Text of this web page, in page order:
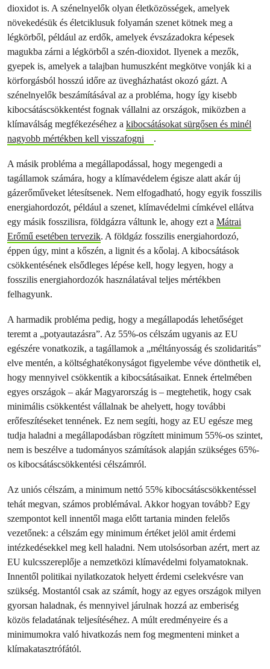
dioxidot is. A szénelnyelők olyan életközösségek, amelyek
növekedésük és életciklusuk folyamán szenet kötnek meg a
légkörből, például az erdők, amelyek évszázadokra képesek
magukba zárni a légkörből a szén-dioxidot. Ilyenek a mezők,
gyepek is, amelyek a talajban humuszként megkötve vonják ki a
körforgásból hosszú időre az üvegházhatást okozó gázt. A
szénelnyelők beszámításával az a probléma, hogy így kisebb
kibocsátáscsökkentést fognak vállalni az országok, miközben a
klímaválság megfékezéséhez a kibocsátásokat sürgősen és minél
nagyobb mértékben kell visszafogni
.
A másik probléma a megállapodással, hogy megengedi a
tagállamok számára, hogy a klímavédelem égisze alatt akár új
gázerőműveket létesítsenek. Nem elfogadható, hogy egyik fosszilis
energiahordozót, például a szenet, klímavédelmi címkével ellátva
egy másik fosszilisra, földgázra váltunk le, ahogy ezt a Mátrai
Erőmű esetében tervezik. A földgáz fosszilis energiahordozó,
éppen úgy, mint a kőszén, a lignit és a kőolaj. A kibocsátások
csökkentésének elsődleges lépése kell, hogy legyen, hogy a
fosszilis energiahordozók használatával teljes mértékben
felhagyunk.
A harmadik probléma pedig, hogy a megállapodás lehetőséget
teremt a „potyautazásra”. Az 55%-os célszám ugyanis az EU
egészére vonatkozik, a tagállamok a „méltányosság és szolidaritás”
elve mentén, a költséghatékonyságot figyelembe véve dönthetik el,
hogy mennyivel csökkentik a kibocsátásaikat. Ennek értelmében
egyes országok – akár Magyarország is – megtehetik, hogy csak
minimális csökkentést vállalnak be ahelyett, hogy további
erőfeszítéseket tennének. Ez nem segíti, hogy az EU egésze meg
tudja haladni a megállapodásban rögzített minimum 55%-os szintet,
nem is beszélve a tudományos számítások alapján szükséges 65%-
os kibocsátáscsökkentési célszámról.
Az uniós célszám, a minimum nettó 55% kibocsátáscsökkentéssel
tehát megvan, számos problémával. Akkor hogyan tovább? Egy
szempontot kell innentől maga előtt tartania minden felelős
vezetőnek: a célszám egy minimum értéket jelöl amit érdemi
intézkedésekkel meg kell haladni. Nem utolsósorban azért, mert az
EU kulcsszereplője a nemzetközi klímavédelmi folyamatoknak.
Innentől politikai nyilatkozatok helyett érdemi cselekvésre van
szükség. Mostantól csak az számít, hogy az egyes országok milyen
gyorsan haladnak, és mennyivel járulnak hozzá az emberiség
közös feladatának teljesítéséhez. A múlt eredményeire és a
minimumokra való hivatkozás nem fog megmenteni minket a
klímakatasztrófától.